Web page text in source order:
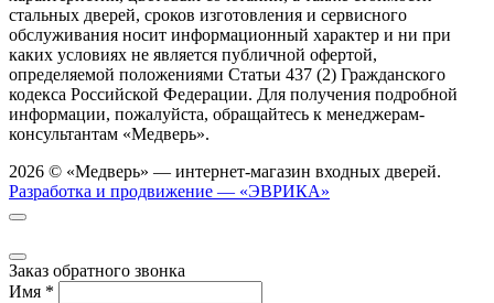
стальных дверей, сроков изготовления и сервисного
обслуживания носит информационный характер и ни при
каких условиях не является публичной офертой,
определяемой положениями Статьи 437 (2) Гражданского
кодекса Российской Федерации. Для получения подробной
информации, пожалуйста, обращайтесь к менеджерам-
консультантам «Медверь».
2026 © «Медверь» — интернет-магазин входных дверей.
Разработка и продвижение — «ЭВРИКА»
Заказ обратного звонка
Имя *